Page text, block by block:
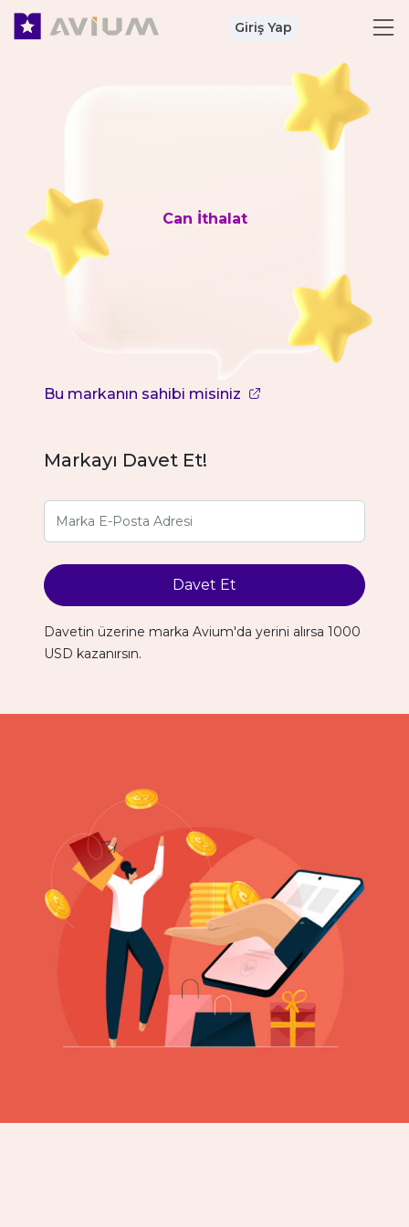
Giriş Yap
Can İthalat
Bu markanın sahibi misiniz
Markayı Davet Et!
Davet Et
Davetin üzerine marka Avium'da yerini alırsa 1000
USD kazanırsın.